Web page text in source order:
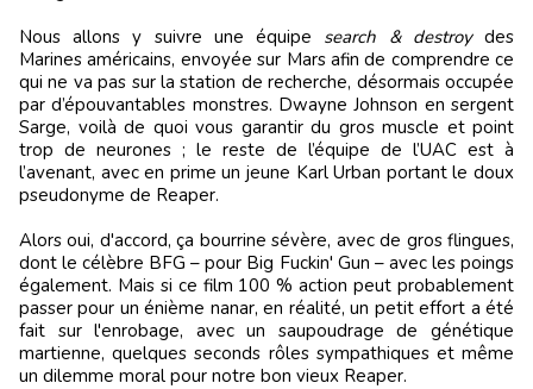
Nous allons y suivre une équipe search & destroydes
Marines américains, envoyée sur Mars afin de comprendre ce
qui ne va pas sur la station de recherche, désormais occupée
par d’épouvantables monstres. Dwayne Johnson en sergent
Sarge, voilà de quoi vous garantir du gros muscle et point
trop de neurones ; le reste de l’équipe de l’UAC est à
l’avenant, avec en prime un jeune Karl Urban portant le doux
pseudonyme de Reaper.
Alors oui, d'accord, ça bourrine sévère, avec de gros flingues,
dont le célèbre BFG – pour Big Fuckin' Gun – avec les poings
également. Mais si ce film 100 % action peut probablement
passer pour un énième nanar, en réalité, un petit effort a été
fait sur l'enrobage, avec un saupoudrage de génétique
martienne, quelques seconds rôles sympathiques et même
un dilemme moral pour notre bon vieux Reaper.